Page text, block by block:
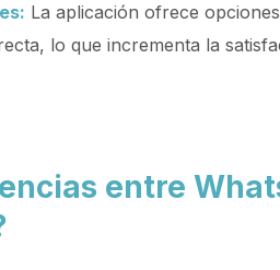
La aplicación ofrece
lo que incrementa la
entre